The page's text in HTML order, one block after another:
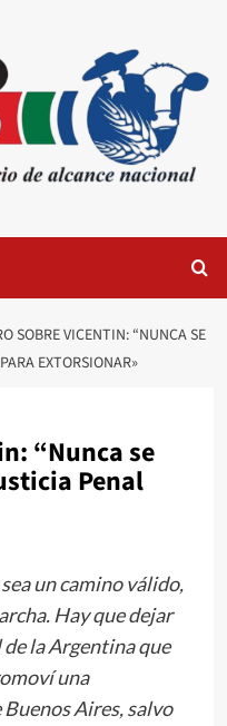
SOBRE VICENTIN: “NUNCA SE
EXTORSIONAR»
“Nunca se
Penal
un camino válido,
Hay que dejar
de la Argentina que
una
Aires, salvo